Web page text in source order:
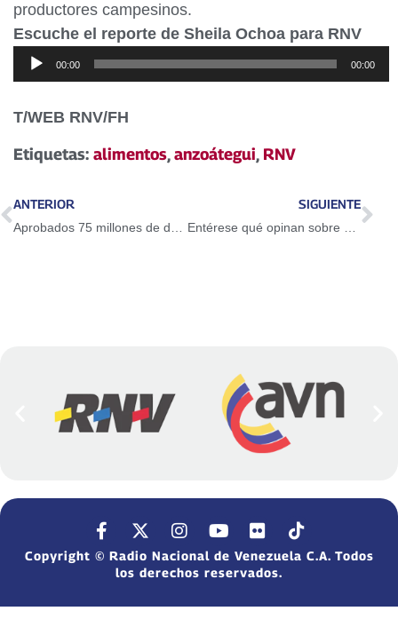
productores campesinos.
Escuche el reporte de Sheila Ochoa para RNV
Reproductor
de
00:00 00:00
T/WEB RNV/FH
Etiquetas: alimentos,anzoátegui, RNV
ANTERIOR SIGUIENTE
Copyright © Radio Nacional de Venezuela C.A. Todos
los derechos reservados.